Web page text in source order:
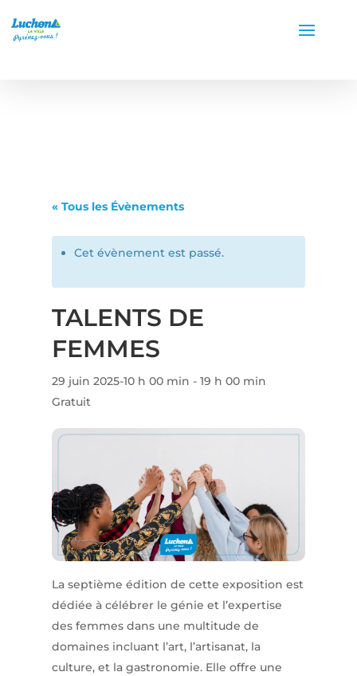
« Tous les Évènements
Cet évènement est passé.
TALENTS DE
FEMMES
29 juin 2025-10 h 00 min - 19 h 00 min
Gratuit
La septième édition de cette exposition est
dédiée à célébrer le génie et l’expertise
des femmes dans une multitude de
domaines incluant l’art, l’artisanat, la
culture, et la gastronomie. Elle offre une